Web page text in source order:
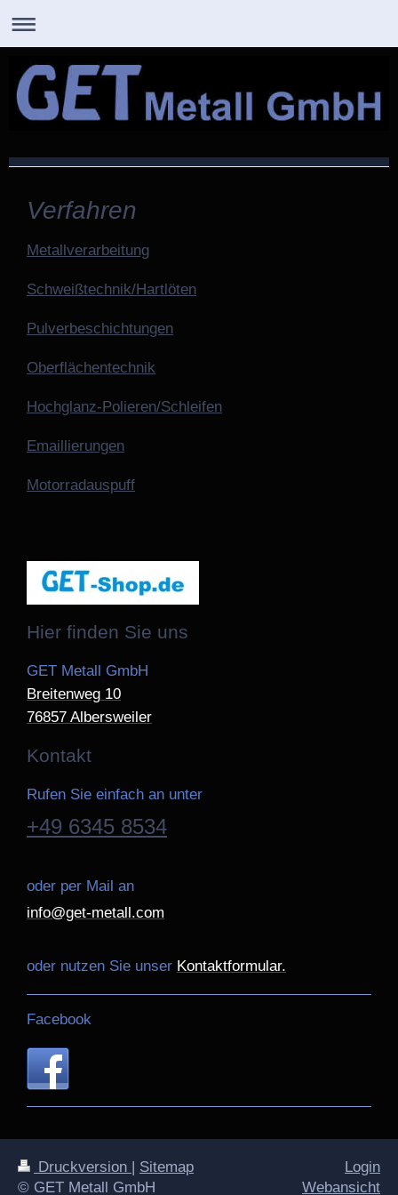
Verfahren
Metallverarbeitung
Schweißtechnik/Hartlöten
Pulverbeschichtungen
Oberflächentechnik
Hochglanz-Polieren/Schleifen
Emaillierungen
Motorradauspuff
Hier finden Sie uns
GET Metall GmbH
Breitenweg 10
76857 Albersweiler
Kontakt
Rufen Sie einfach an unter
+49 6345 8534
oder per Mail an
info@get-metall.com
oder nutzen Sie unser Kontaktformular.
Facebook
Druckversion
Sitemap
© GET Metall GmbH
Login
Webansicht